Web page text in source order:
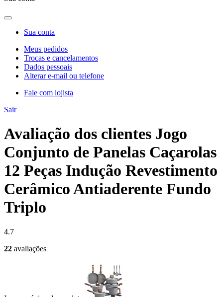
Sua conta
Meus pedidos
Trocas e cancelamentos
Dados pessoais
Alterar e-mail ou telefone
Fale com lojista
Sair
Avaliação dos clientes Jogo
Conjunto de Panelas Caçarolas
12 Peças Indução Revestimento
Cerâmico Antiaderente Fundo
Triplo
4.7
22 avaliações